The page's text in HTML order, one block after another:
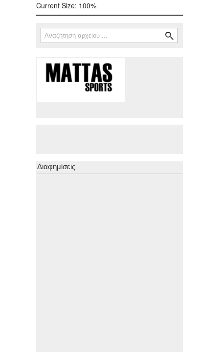
Current Size: 100%
Φόρμα αναζήτησης
Αναζήτηση
Διαφημίσεις